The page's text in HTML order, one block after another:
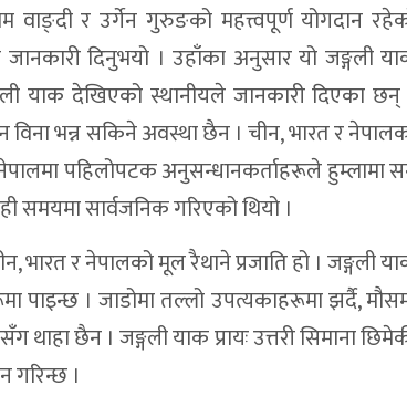
र उर्गेन गुरुङको महत्त्वपूर्ण योगदान
दिनुभयो । उहाँका अनुसार यो जङ्गली
याक देखिएको स्थानीयले जानकारी दिएका छन्
विना भन्न सकिने अवस्था छैन । चीन, भारत र
नेपालमा पहिलोपटक अनुसन्धानकर्ताहरूले हुम्लामा
समयमा सार्वजनिक गरिएको थियो ।
भारत र नेपालको मूल रैथाने प्रजाति हो । जङ्गली
पाइन्छ । जाडोमा तल्लो उपत्यकाहरूमा झर्दै,
थाहा छैन । जङ्गली याक प्रायः उत्तरी सिमाना
गरिन्छ ।